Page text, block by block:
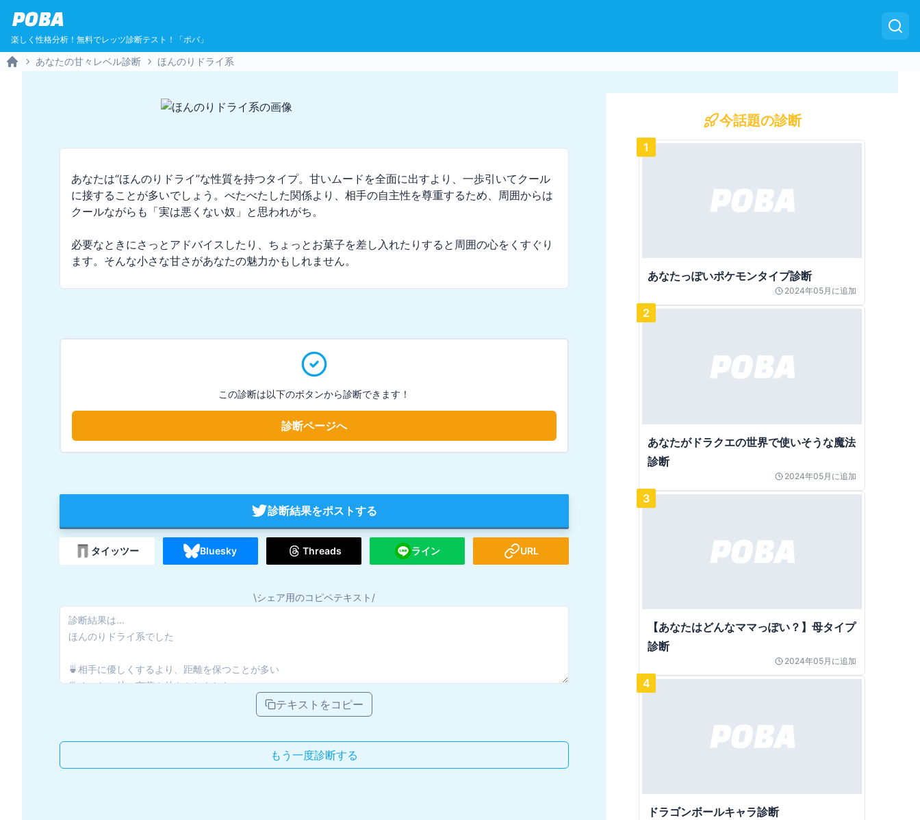
POBA
楽しく性格分析！無料でレッツ診断テスト！「ポバ」
あなたの甘々レベル診断 ほんのりドライ系
あなたは“ほんのりドライ”な性質を持つタイプ。甘いムードを全面に出すより、一歩引いてクール
に接することが多いでしょう。べたべたした関係より、相手の自主性を尊重するため、周囲からは
クールながらも「実は悪くない奴」と思われがち。
必要なときにさっとアドバイスしたり、ちょっとお菓子を差し入れたりすると周囲の心をくすぐり
ます。そんな小さな甘さがあなたの魅力かもしれません。
この診断は以下のボタンから診断できます！
診断ページへ
診断結果をポストする
タイッツー Bluesky Threads ライン URL
\シェア用のコピペテキスト/
テキストをコピー
もう一度診断する
今話題の診断
1
あなたっぽいポケモンタイプ診断
2024年05月 に追加
2
あなたがドラクエの世界で使いそうな魔法
診断
2024年05月 に追加
3
【あなたはどんなママっぽい？】母タイプ
診断
2024年05月 に追加
4
ドラゴンボールキャラ診断